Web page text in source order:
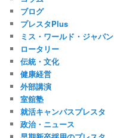
ブログ
プレスタPlus
ミス・ワールド・ジャパン
ロータリー
伝統・文化
健康経営
外部講演
室舘塾
就活キャンパスプレスタ
政治・ニュース